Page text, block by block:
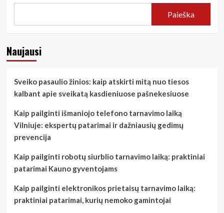
Paieška
Naujausi
Sveiko pasaulio žinios: kaip atskirti mitą nuo tiesos
kalbant apie sveikatą kasdieniuose pašnekesiuose
Kaip pailginti išmaniojo telefono tarnavimo laiką
Vilniuje: ekspertų patarimai ir dažniausių gedimų
prevencija
Kaip pailginti robotų siurblio tarnavimo laiką: praktiniai
patarimai Kauno gyventojams
Kaip pailginti elektronikos prietaisų tarnavimo laiką:
praktiniai patarimai, kurių nemoko gamintojai